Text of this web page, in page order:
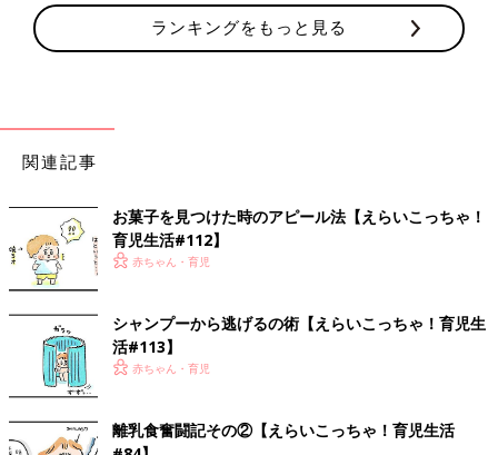
ランキングをもっと見る
関連記事
お菓子を見つけた時のアピール法【えらいこっちゃ！
育児生活#112】
赤ちゃん・育児
シャンプーから逃げるの術【えらいこっちゃ！育児生
活#113】
赤ちゃん・育児
離乳食奮闘記その②【えらいこっちゃ！育児生活